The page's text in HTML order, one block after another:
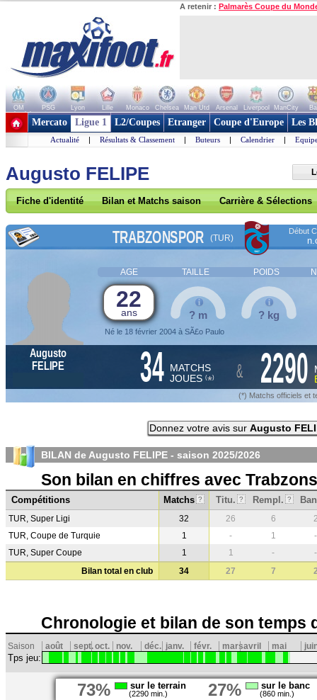
A retenir : Palmarès Coupe du
OM PSG Lyon Lille Monaco Chelsea Man Utd Arsenal Liverpool ManCity
+ de clubs
Mercato Ligue 1 L2/Coupes Etranger Coupe d'Europe Les
Actualité | Résultats & Classement | Buteurs | Calendrier |
Augusto FELIPE
Fiche d'identité Bilan et Matchs saison Carrière & Sélections
TRABZONSPOR (TUR)
Début
AGE TAILLE POIDS
22
ans
Né le 18 février 2004 à SÃ£o Paulo
? m ? kg
Augusto
FELIPE
34 MATCHS
JOUES (*) & 2290
(*) Matchs officiels et
Donnez votre avis sur Augusto
BILAN de Augusto FELIPE - saison 2025/2026
Son bilan en chiffres avec
Compétitions Matchs ? Titu. ? Rempl. ?
TUR, Super Ligi 32 26 6
TUR, Coupe de Turquie
1 - 1
-
TUR, Super Coupe
1 1 -
-
Bilan total en club
34 27 7
Chronologie et bilan de son temps
Saison août sept.oct. nov. déc. janv. févr. marsavril mai
Tps jeu:
73% sur le terrain
(2290 min.) 27% sur le banc
(860 min.)